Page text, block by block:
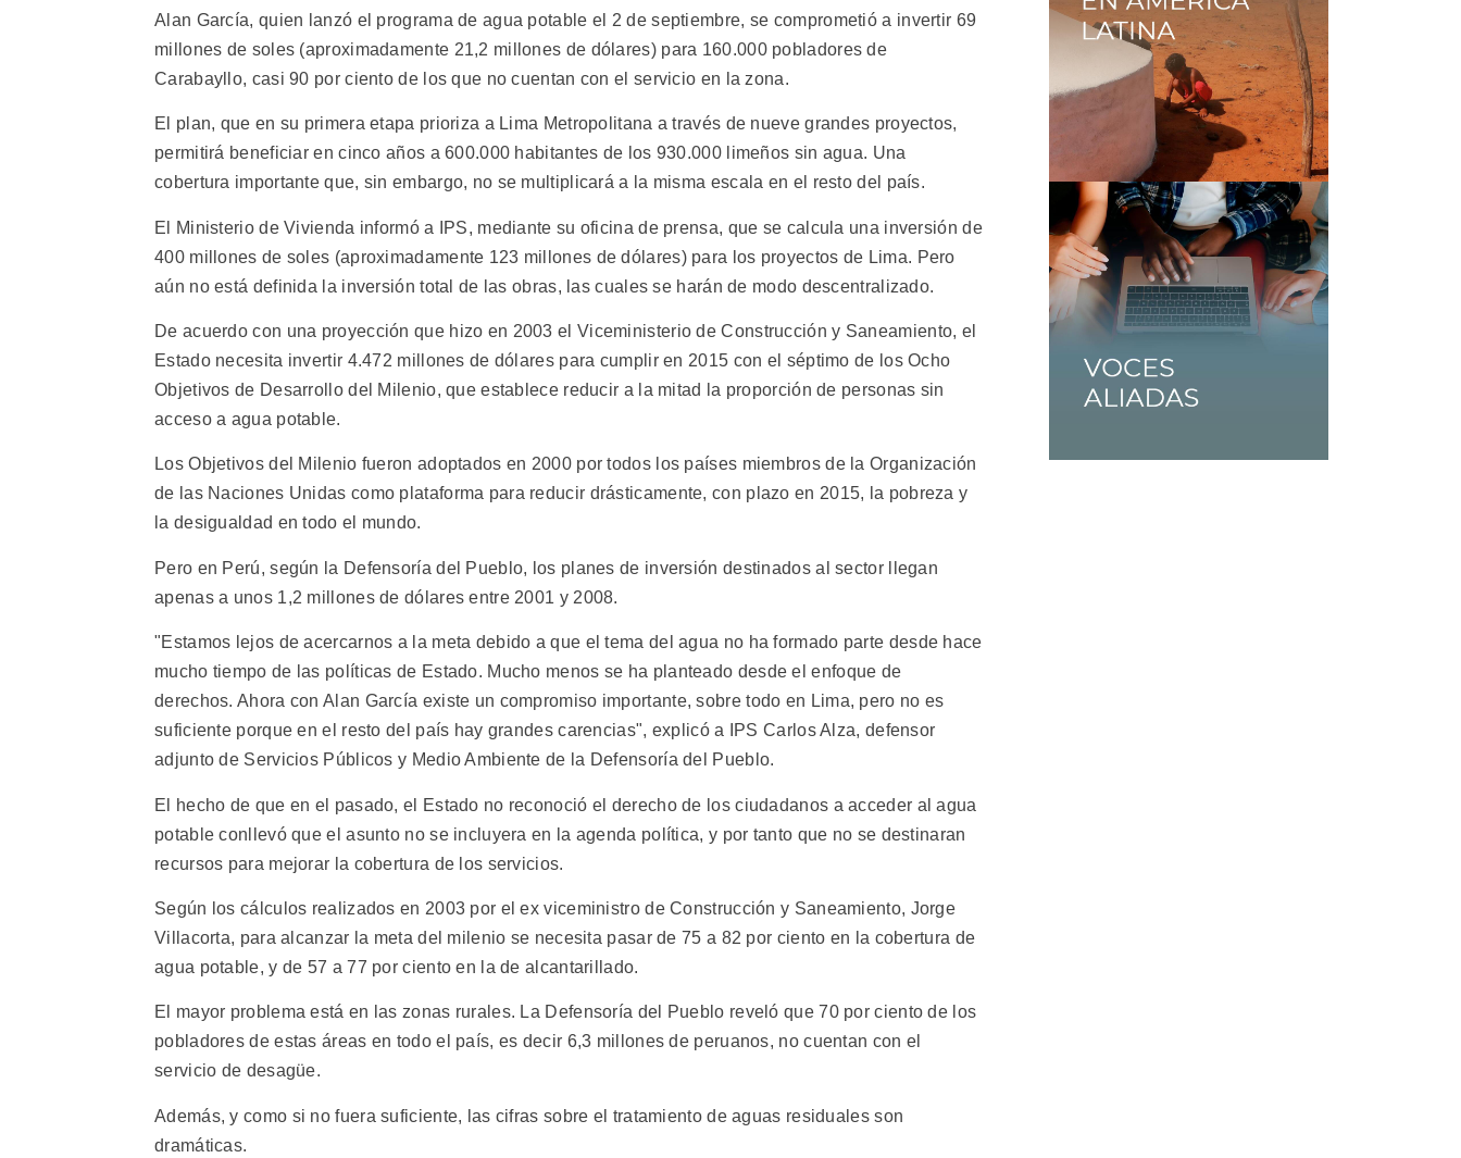
Alan García, quien lanzó el programa de agua potable el 2 de septiembre, se comprometió a invertir 69
millones de soles (aproximadamente 21,2 millones de dólares) para 160.000 pobladores de
Carabayllo, casi 90 por ciento de los que no cuentan con el servicio en la zona.
El plan, que en su primera etapa prioriza a Lima Metropolitana a través de nueve grandes proyectos,
permitirá beneficiar en cinco años a 600.000 habitantes de los 930.000 limeños sin agua. Una
cobertura importante que, sin embargo, no se multiplicará a la misma escala en el resto del país.
El Ministerio de Vivienda informó a IPS, mediante su oficina de prensa, que se calcula una inversión de
400 millones de soles (aproximadamente 123 millones de dólares) para los proyectos de Lima. Pero
aún no está definida la inversión total de las obras, las cuales se harán de modo descentralizado.
De acuerdo con una proyección que hizo en 2003 el Viceministerio de Construcción y Saneamiento, el
Estado necesita invertir 4.472 millones de dólares para cumplir en 2015 con el séptimo de los Ocho
Objetivos de Desarrollo del Milenio, que establece reducir a la mitad la proporción de personas sin
acceso a agua potable.
Los Objetivos del Milenio fueron adoptados en 2000 por todos los países miembros de la Organización
de las Naciones Unidas como plataforma para reducir drásticamente, con plazo en 2015, la pobreza y
la desigualdad en todo el mundo.
Pero en Perú, según la Defensoría del Pueblo, los planes de inversión destinados al sector llegan
apenas a unos 1,2 millones de dólares entre 2001 y 2008.
"Estamos lejos de acercarnos a la meta debido a que el tema del agua no ha formado parte desde hace
mucho tiempo de las políticas de Estado. Mucho menos se ha planteado desde el enfoque de
derechos. Ahora con Alan García existe un compromiso importante, sobre todo en Lima, pero no es
suficiente porque en el resto del país hay grandes carencias", explicó a IPS Carlos Alza, defensor
adjunto de Servicios Públicos y Medio Ambiente de la Defensoría del Pueblo.
El hecho de que en el pasado, el Estado no reconoció el derecho de los ciudadanos a acceder al agua
potable conllevó que el asunto no se incluyera en la agenda política, y por tanto que no se destinaran
recursos para mejorar la cobertura de los servicios.
Según los cálculos realizados en 2003 por el ex viceministro de Construcción y Saneamiento, Jorge
Villacorta, para alcanzar la meta del milenio se necesita pasar de 75 a 82 por ciento en la cobertura de
agua potable, y de 57 a 77 por ciento en la de alcantarillado.
El mayor problema está en las zonas rurales. La Defensoría del Pueblo reveló que 70 por ciento de los
pobladores de estas áreas en todo el país, es decir 6,3 millones de peruanos, no cuentan con el
servicio de desagüe.
Además, y como si no fuera suficiente, las cifras sobre el tratamiento de aguas residuales son
dramáticas.